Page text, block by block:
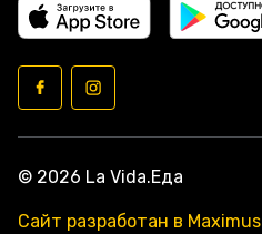
© 2026 La Vida.Еда
Сайт разработан в Maximus